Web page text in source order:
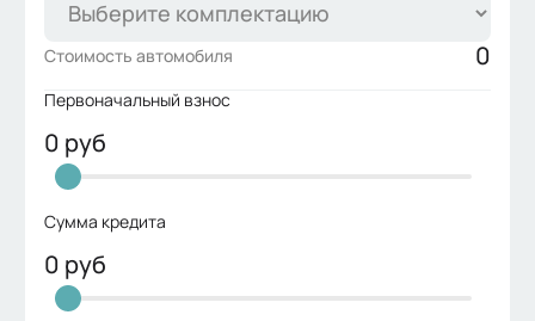
ожиданий
✅ Покупка у официального дилера
✅ Любой удобный формат сделки:
наличные, кредит от 0,01%
🎁 Приятные подарки при покупке ❗️
Позвоните нам сейчас —
дополнительные выгоды доступны
только при обращении ❗️ Дилерский
центр Jetour Максимум
📍 Транспортная территория, д. 6
Стоимость автомобиля 0
Первоначальный взнос
0 руб
Сумма кредита
0 руб